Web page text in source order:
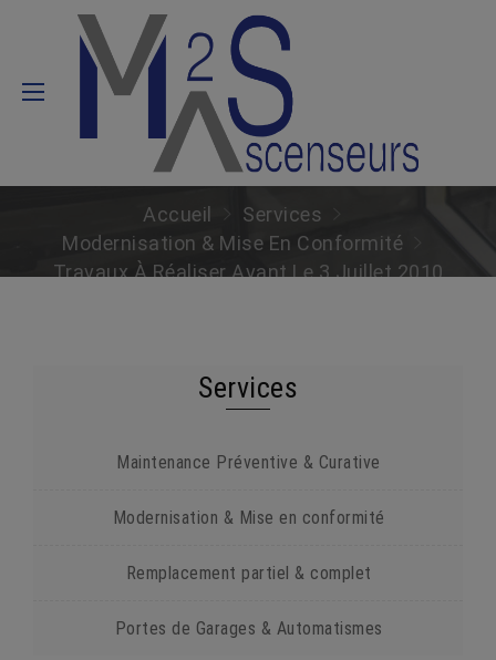
TRAVAUX À RÉALISER
AVANT LE 3 JUILLET 2010
Accueil
Services
Modernisation & Mise En Conformité
Travaux À Réaliser Avant Le 3 Juillet 2010
Services
Maintenance Préventive & Curative
Modernisation & Mise en conformité
Remplacement partiel & complet
Portes de Garages & Automatismes